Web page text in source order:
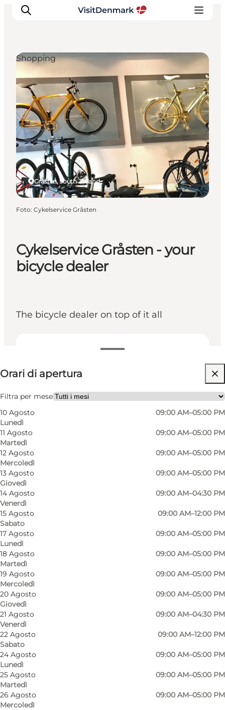
Ispirazioni
Dove andare
Cosa fare
Dove dormire
Pianifica il viaggio
Cykelservice Gråsten - your
bicycle dealer
The bicycle dealer on top of it all
Visualizza orari di apertura
Orari di apertura
Filtra per mese
10 Agosto
Lunedì
09:00 AM–05:00 PM
11 Agosto
Martedì
09:00 AM–05:00 PM
12 Agosto
Mercoledì
09:00 AM–05:00 PM
13 Agosto
Giovedì
09:00 AM–05:00 PM
14 Agosto
Venerdì
09:00 AM–04:30 PM
15 Agosto
Sabato
09:00 AM–12:00 PM
17 Agosto
Lunedì
09:00 AM–05:00 PM
18 Agosto
Martedì
09:00 AM–05:00 PM
19 Agosto
Mercoledì
09:00 AM–05:00 PM
20 Agosto
Giovedì
09:00 AM–05:00 PM
21 Agosto
Venerdì
09:00 AM–04:30 PM
22 Agosto
Sabato
09:00 AM–12:00 PM
24 Agosto
Lunedì
09:00 AM–05:00 PM
25 Agosto
Martedì
09:00 AM–05:00 PM
26 Agosto
Mercoledì
09:00 AM–05:00 PM
Visita il sito web
Children, Friends, My partner, Myself
Gråsten, South Jutland
Shopping
Foto: Cykelservice Gråsten
Foto Foto:
Is it time for a new bike?